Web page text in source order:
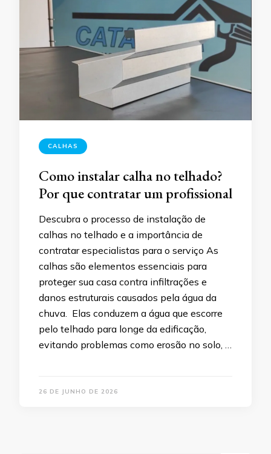
CALHAS
Como instalar calha no telhado?
Por que contratar um profissional
Descubra o processo de instalação de
calhas no telhado e a importância de
contratar especialistas para o serviço As
calhas são elementos essenciais para
proteger sua casa contra infiltrações e
danos estruturais causados pela água da
chuva. Elas conduzem a água que escorre
pelo telhado para longe da edificação,
evitando problemas como erosão no solo, …
26 DE JUNHO DE 2026